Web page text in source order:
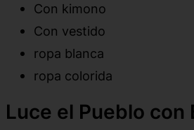
Con kimono
Con vestido
ropa blanca
ropa colorida
Luce el Pueblo con